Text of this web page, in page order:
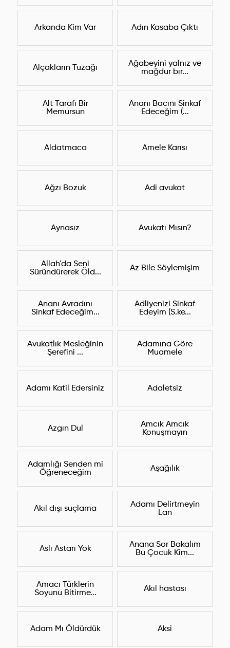
Arkanda Kim Var Adın Kasaba Çıktı
Alçakların Tuzağı
Ağabeyini yalnız ve
mağdur bır...
Alt Tarafı Bir
Memursun
Ananı Bacını Sinkaf
Edeceğim (...
Aldatmaca Amele Karısı
Ağzı Bozuk Adi avukat
Aynasız Avukatı Mısın?
Allah'da Seni
Süründürerek Öld...
Az Bile Söylemişim
Ananı Avradını
Sinkaf Edeceğim...
Adliyenizi Sinkaf
Edeyim (S.ke...
Avukatlık Mesleğinin
Şerefini ...
Adamına Göre
Muamele
Adamı Katil Edersiniz Adaletsiz
Azgın Dul
Amcık Amcık
Konuşmayın
Adamlığı Senden mi
Öğreneceğim
Aşağılık
Akıl dışı suçlama
Adamı Delirtmeyin
Lan
Aslı Astarı Yok
Anana Sor Bakalım
Bu Çocuk Kim...
Amacı Türklerin
Soyunu Bitirme...
Akıl hastası
Adam Mı Öldürdük Aksi